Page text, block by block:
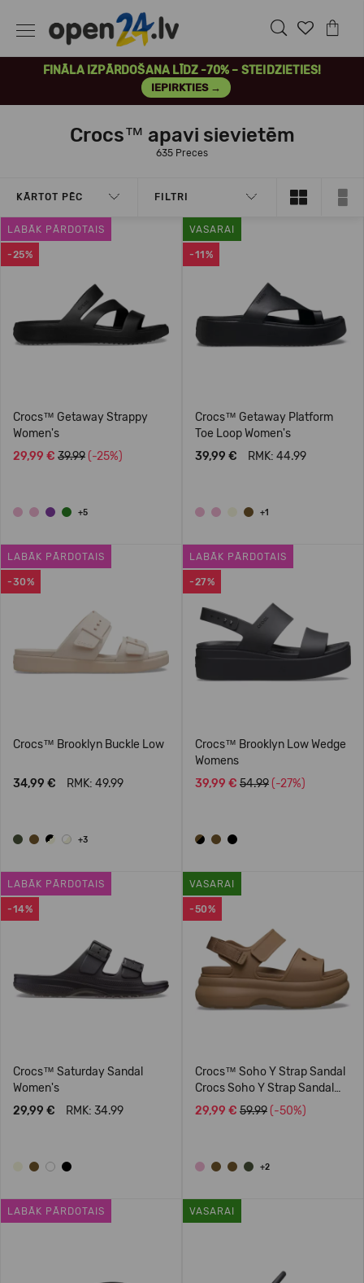
FINĀLA IZPĀRDOŠANA LĪDZ -70% – STEIDZIETIES!
IEPIRKTIES →
Crocs™ apavi sievietēm
635 Preces
KĀRTOT PĒC FILTRI
-25%
LABĀK PĀRDOTAIS
Crocs™ Getaway Strappy
Women's
29,99 € 39.99 (-25%)
+5
-11%
VASARAI
Crocs™ Getaway Platform
Toe Loop Women's
39,99 €
RMK: 44.99
+1
-30%
LABĀK PĀRDOTAIS
Crocs™ Brooklyn Buckle Low
34,99 € RMK: 49.99
+3
-27%
LABĀK PĀRDOTAIS
Crocs™ Brooklyn Low Wedge
Womens
39,99 € 54.99 (-27%)
-14%
LABĀK PĀRDOTAIS
Crocs™ Saturday Sandal
Women's
29,99 €
RMK: 34.99
-50%
VASARAI
Crocs™ Soho Y Strap Sandal
Crocs Soho Y Strap Sandal
Women's
29,99 € 59.99 (-50%)
+2
LABĀK PĀRDOTAIS VASARAI